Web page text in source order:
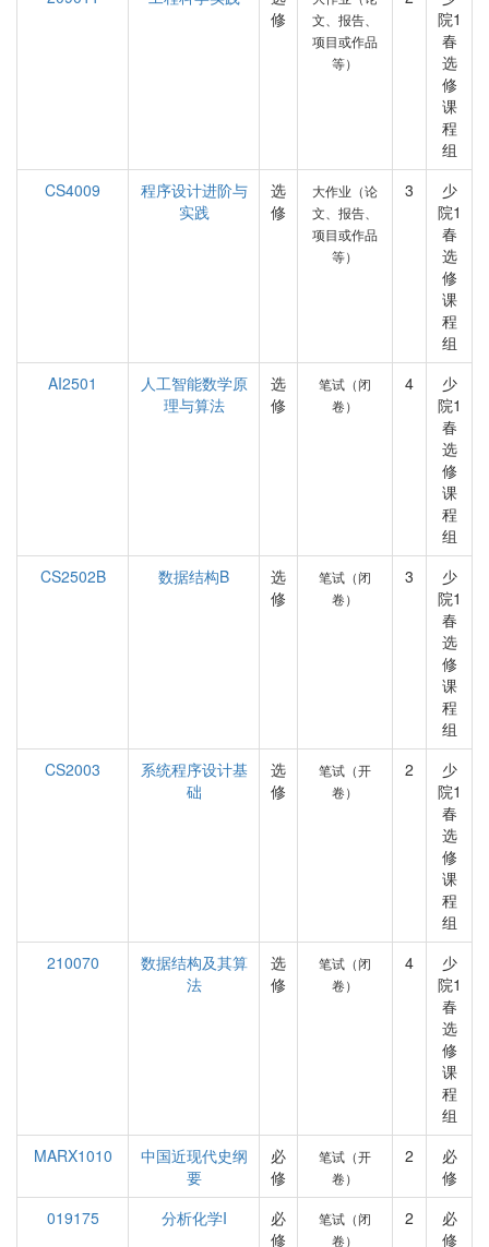
修
文、报告、
项目或作品
等）
院1
春
选
修
课
程
组
CS4009
程序设计进阶与
实践
选
修
大作业（论
文、报告、
项目或作品
等）
3
少
院1
春
选
修
课
程
组
AI2501
人工智能数学原
理与算法
选
修
笔试（闭
卷）
4
少
院1
春
选
修
课
程
组
CS2502B
数据结构B
选
修
笔试（闭
卷）
3
少
院1
春
选
修
课
程
组
CS2003
系统程序设计基
础
选
修
笔试（开
卷）
2
少
院1
春
选
修
课
程
组
210070
数据结构及其算
法
选
修
笔试（闭
卷）
4
少
院1
春
选
修
课
程
组
MARX1010
中国近现代史纲
要
必
修
笔试（开
卷）
2
必
修
019175
分析化学I
必
修
笔试（闭
卷）
2
必
修